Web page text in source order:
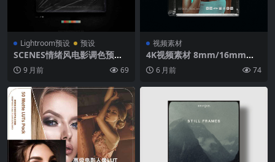
Lightroom预设 预设
SCENES情绪风电影调色预设
摄影师Benj Villena经典场景
调色包
9 月前 69
视频素材
4K视频素材 8mm/16mm胶
片颗粒老电影噪点叠加层PR/A
E/达芬奇通用 Dopamine Fra
me 8mm/16mm Film Grain
6 月前 74